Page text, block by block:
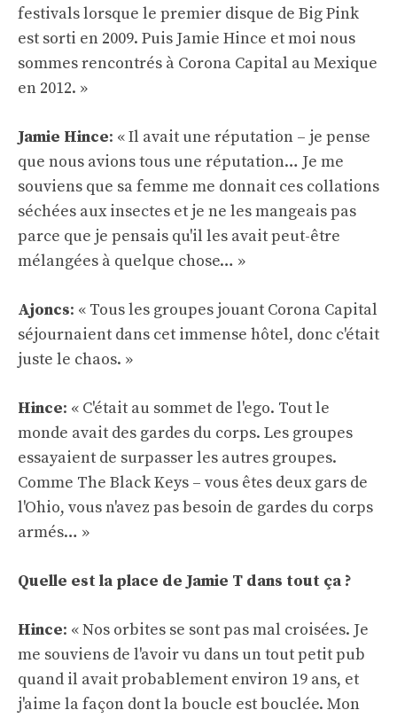
festivals lorsque le premier disque de Big Pink
est sorti en 2009. Puis Jamie Hince et moi nous
sommes rencontrés à Corona Capital au Mexique
en 2012. »
Jamie Hince: « Il avait une réputation – je pense
que nous avions tous une réputation… Je me
souviens que sa femme me donnait ces collations
séchées aux insectes et je ne les mangeais pas
parce que je pensais qu'il les avait peut-être
mélangées à quelque chose… »
Ajoncs: « Tous les groupes jouant Corona Capital
séjournaient dans cet immense hôtel, donc c'était
juste le chaos. »
Hince: « C'était au sommet de l'ego. Tout le
monde avait des gardes du corps. Les groupes
essayaient de surpasser les autres groupes.
Comme The Black Keys – vous êtes deux gars de
l'Ohio, vous n'avez pas besoin de gardes du corps
armés… »
Quelle est la place de Jamie T dans tout ça ?
Hince: « Nos orbites se sont pas mal croisées. Je
me souviens de l'avoir vu dans un tout petit pub
quand il avait probablement environ 19 ans, et
j'aime la façon dont la boucle est bouclée. Mon